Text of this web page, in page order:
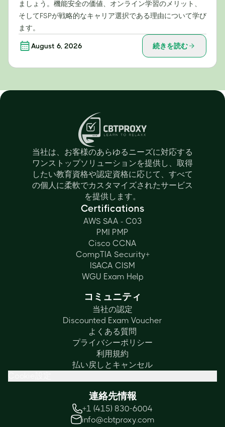
ましょう。機能安全の価値、オンライン学習のメリット、
そしてFSPが戦略的なキャリア選択である理由について学び
ます。
August 6, 2026 続きを読む
当社は、お客様のあらゆるニーズに対応する
ワンストップソリューションを提供し、取得
したい教育資格や認定資格に応じて、すべて
の個人に柔軟でカスタマイズされたサービス
を提供します。
Certifications
AWS SAA - C03
PMI PMP
Cisco CCNA
CompTIA Security+
ISACA CISM
WGU Exam Help
コミュニティ
当社の認定
Discounted Exam Voucher
よくある質問
プライバシーポリシー
利用規約
払い戻しとキャンセル
連絡先情報
+1 (415) 830-6004
info@cbtproxy.com